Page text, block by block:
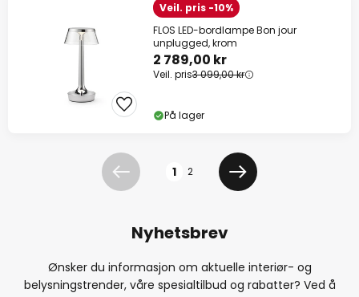
Veil. pris -10%
FLOS LED-bordlampe Bon jour
unplugged, krom
2 789,00 kr
Veil. pris3 099,00 kr
På lager
Forrige 1 2
Neste
Nyhetsbrev
Ønsker du informasjon om aktuelle interiør- og
belysningstrender, våre spesialtilbud og rabatter? Ved å